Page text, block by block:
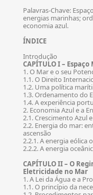
Palavras-Chave:
energias marinhas;
economia azul.
ÍNDICE
Introdução
CAPÍTULO I –
1. O Mar e o seu
1.1. O Direito
1.2. Uma política
1.3. Ordenamento do
1.4. A experiência
2. Economia Azul e a
2.1. Crescimento Azul
2.2. Energia do mar:
ascensão
2.2.1. A energia eólica
2.2.2. A energia
CAPÍTULO II – O
Eletricidade no Mar
1. A Lei da Água e a
1.1. O princípio da